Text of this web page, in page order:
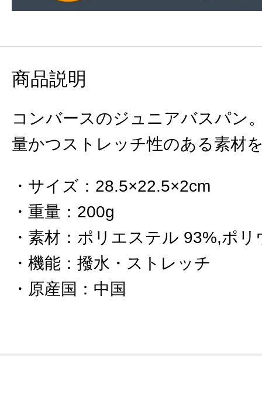
商品説明
コンバースのジュニアバスパン
量かつストレッチ性のある素材
サイズ ： 28.5×22.5×2cm
重量 ： 200g
素材 ： ポリエステル 93%,ポリ
機能 ： 撥水・ストレッチ
原産国 ： 中国